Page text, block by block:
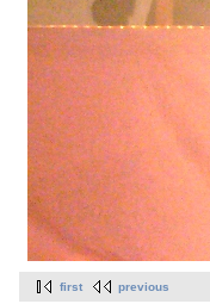
first previous